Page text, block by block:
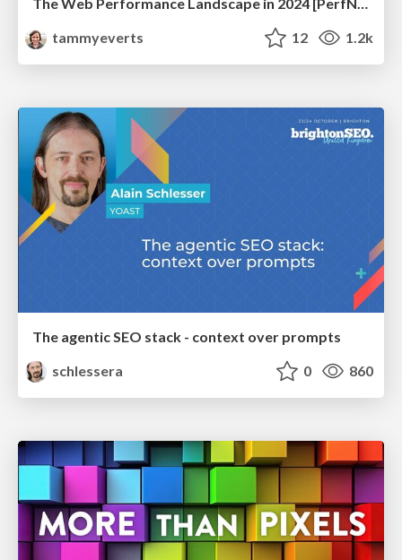
tammyeverts
12 1.2k
The agentic SEO stack - context over prompts
schlessera
0 860